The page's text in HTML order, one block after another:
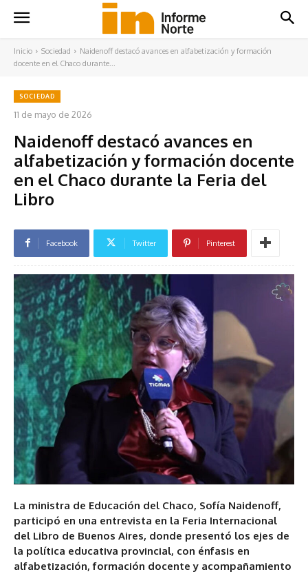
Inicio Sociedad
Naidenoff destacó avances en alfabetización y formación
docente en el Chaco durante...
SOCIEDAD
11 de mayo de 2026
Naidenoff destacó avances en
alfabetización y formación docente
en el Chaco durante la Feria del
Libro
Facebook Twitter Pinterest
La ministra de Educación del Chaco, Sofía Naidenoff,
participó en una entrevista en la Feria Internacional
del Libro de Buenos Aires, donde presentó los ejes de
la política educativa provincial, con énfasis en
alfabetización, formación docente y acompañamiento